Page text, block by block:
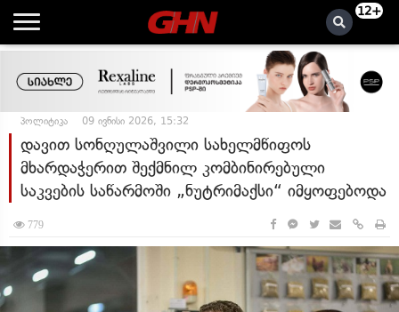
12+
პოლიტიკა 09 ივნისი 2026, 15:32
დავით სონღულაშვილი სახელმწიფოს
მხარდაჭერით შექმნილ კომბინირებული
საკვების საწარმოში „ნუტრიმაქსი“ იმყოფებოდა
779